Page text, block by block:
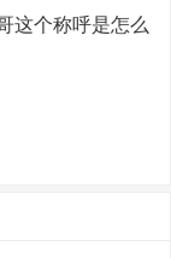
这个称呼是怎么